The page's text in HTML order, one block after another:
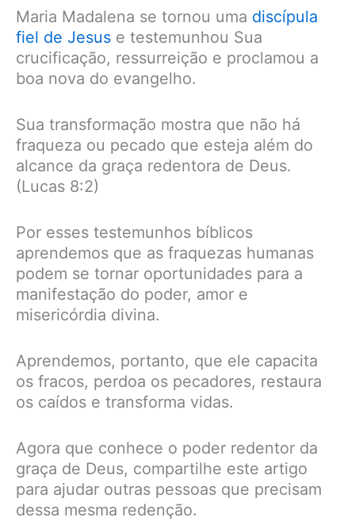
Maria Madalena se tornou uma discípula
fiel de Jesus e testemunhou Sua
crucificação, ressurreição e proclamou a
boa nova do evangelho.
Sua transformação mostra que não há
fraqueza ou pecado que esteja além do
alcance da graça redentora de Deus.
(Lucas 8:2)
Por esses testemunhos bíblicos
aprendemos que as fraquezas humanas
podem se tornar oportunidades para a
manifestação do poder, amor e
misericórdia divina.
Aprendemos, portanto, que ele capacita
os fracos, perdoa os pecadores, restaura
os caídos e transforma vidas.
Agora que conhece o poder redentor da
graça de Deus, compartilhe este artigo
para ajudar outras pessoas que precisam
dessa mesma redenção.